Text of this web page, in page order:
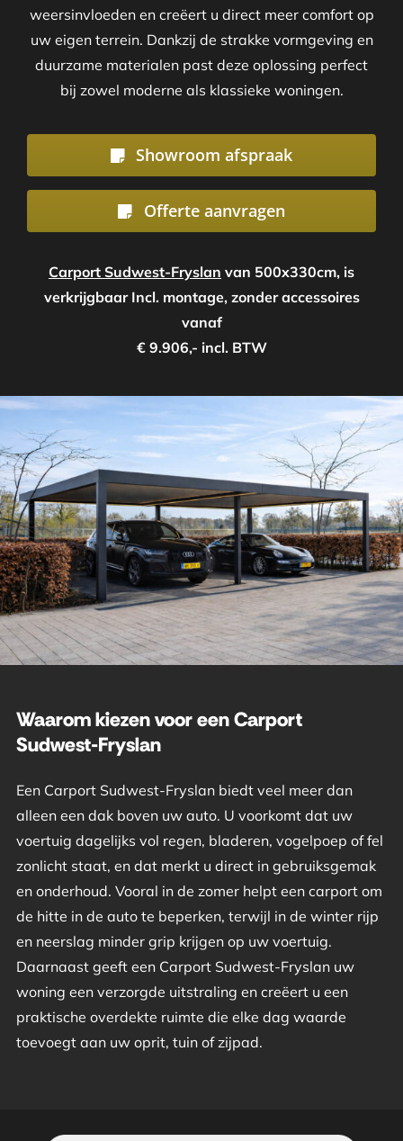
weersinvloeden en creëert u direct meer comfort op
uw eigen terrein. Dankzij de strakke vormgeving en
duurzame materialen past deze oplossing perfect
bij zowel moderne als klassieke woningen.
Showroom afspraak
Offerte aanvragen
Carport Sudwest-Fryslan van 500x330cm, is
verkrijgbaar Incl. montage, zonder accessoires
vanaf
€ 9.906,- incl. BTW
Waarom kiezen voor een Carport
Sudwest-Fryslan
Een Carport Sudwest-Fryslan biedt veel meer dan
alleen een dak boven uw auto. U voorkomt dat uw
voertuig dagelijks vol regen, bladeren, vogelpoep of fel
zonlicht staat, en dat merkt u direct in gebruiksgemak
en onderhoud. Vooral in de zomer helpt een carport om
de hitte in de auto te beperken, terwijl in de winter rijp
en neerslag minder grip krijgen op uw voertuig.
Daarnaast geeft een Carport Sudwest-Fryslan uw
woning een verzorgde uitstraling en creëert u een
praktische overdekte ruimte die elke dag waarde
toevoegt aan uw oprit, tuin of zijpad.